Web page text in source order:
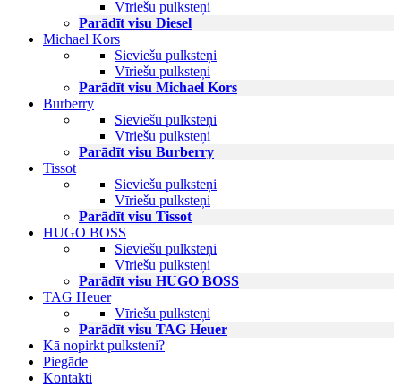
Vīriešu pulksteņi
Parādīt visu Diesel
Michael Kors
Sieviešu pulksteņi
Vīriešu pulksteņi
Parādīt visu Michael Kors
Burberry
Sieviešu pulksteņi
Vīriešu pulksteņi
Parādīt visu Burberry
Tissot
Sieviešu pulksteņi
Vīriešu pulksteņi
Parādīt visu Tissot
HUGO BOSS
Sieviešu pulksteņi
Vīriešu pulksteņi
Parādīt visu HUGO BOSS
TAG Heuer
Vīriešu pulksteņi
Parādīt visu TAG Heuer
Kā nopirkt pulksteni?
Piegāde
Kontakti